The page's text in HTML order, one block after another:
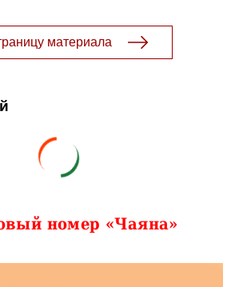
материала
номер «Чаяна»